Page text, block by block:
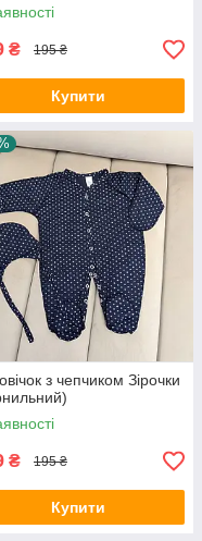
₴ 195 ₴
Купити
з чепчиком Зірочки
₴ 195 ₴
Купити